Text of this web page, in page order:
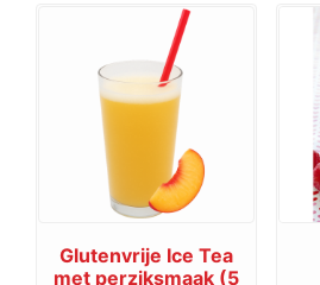
Glutenvrije Ice Tea
met perziksmaak (5